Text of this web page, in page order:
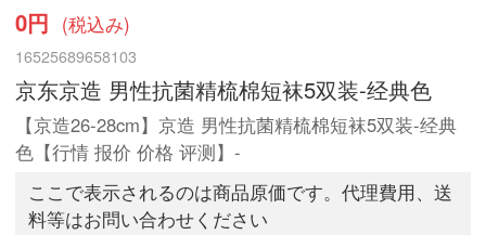
0円 (税込み)
16525689658103
京东京造 男性抗菌精梳棉短袜5双装-经典色
【京造26-28cm】京造 男性抗菌精梳棉短袜5双装-经典
色【行情 报价 价格 评测】-
ここで表示されるのは商品原価です。代理費用、送
料等はお問い合わせください